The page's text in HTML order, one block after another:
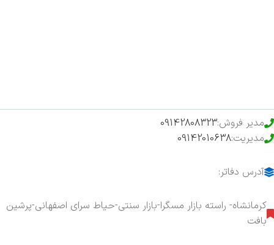
مدیر فروش:09142808323
مدیریت:09142010638
آدرس دفاتر:
کرمانشاه- راسته بازار مسگرا-بازار سنتی-حیاط سرای اصفهانی-پرشین
بافت